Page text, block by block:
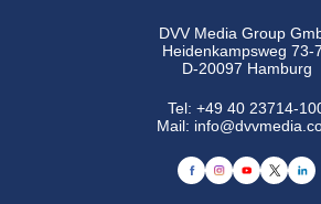
DVV Media Group
Heidenkampsweg 73-
D-20097 Hamburg
Tel:+49 40 23714-
Mail: